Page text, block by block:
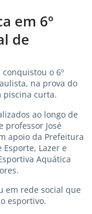
em 6º
de
o 6º
na prova do
piscina curta.
ao longo de
professor José
apoio da Prefeitura
Lazer e
Aquática
em rede social que
esportivo.